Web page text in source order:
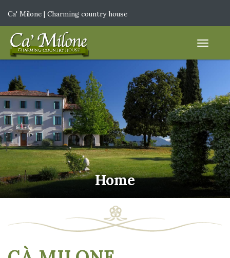
Ca' Milone | Charming country house
Home